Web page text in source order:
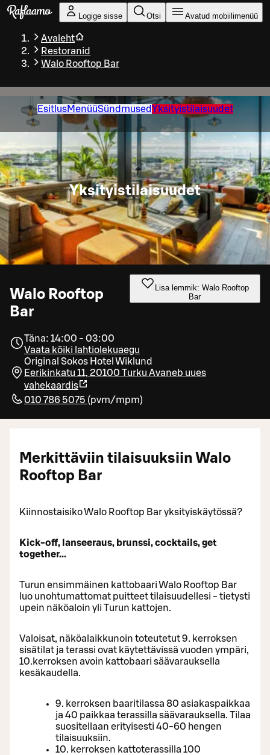
Liigu peamise sisu juurde
Logige sisse Otsi Avatud mobiilimenüü
Avaleht
Restoranid
Walo Rooftop Bar
EsitlusMenüüSündmusedYksityistilaisuudet
Yksityistilaisuudet
Walo Rooftop
Bar
Lisa lemmik: Walo Rooftop
Bar
Täna: 14:00 - 03:00
Vaata kõiki lahtiolekuaegu
Original Sokos Hotel Wiklund
Eerikinkatu 11, 20100 Turku Avaneb uues
vahekaardis
010 786 5075 (pvm/mpm)
Merkittäviin tilaisuuksiin Walo
Rooftop Bar
Kiinnostaisiko Walo Rooftop Bar yksityiskäytössä?
Kick-off, lanseeraus, brunssi, cocktails, get
together...
Turun ensimmäinen kattobaari Walo Rooftop Bar
luo unohtumattomat puitteet tilaisuudellesi - tietysti
upein näköaloin yli Turun kattojen.
Valoisat, näköalaikkunoin toteutetut 9. kerroksen
sisätilat ja terassi ovat käytettävissä vuoden ympäri,
10.kerroksen avoin kattobaari säävarauksella
kesäkaudella.
9. kerroksen baaritilassa 80 asiakaspaikkaa
ja 40 paikkaa terassilla säävarauksella. Tilaa
suositellaan erityisesti 40-60 hengen
tilaisuuksiin.
10. kerroksen kattoterassilla 100